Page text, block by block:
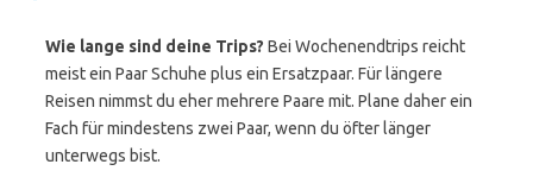
Wie lange sind deine Trips? Bei Wochenendtrips reicht
meist ein Paar Schuhe plus ein Ersatzpaar. Für längere
Reisen nimmst du eher mehrere Paare mit. Plane daher ein
Fach für mindestens zwei Paar, wenn du öfter länger
unterwegs bist.